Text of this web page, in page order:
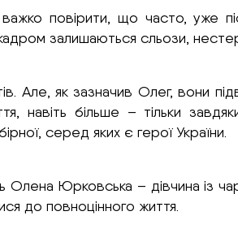
повірити, що часто, уже
залишаються сльози,
як зазначив Олег, вони
навіть більше – тільки
серед яких є герої України.
Юрковська – дівчина із
до повноцінного життя.